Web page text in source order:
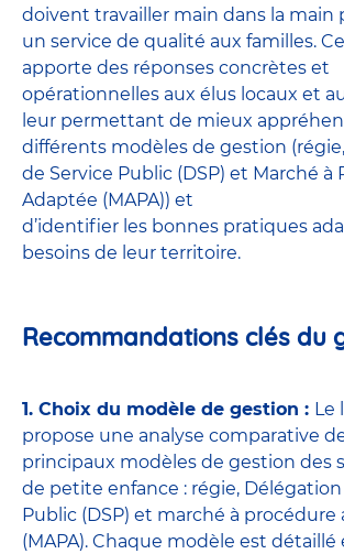
doivent travailler main dans la main
un service de qualité aux familles.
apporte des réponses concrètes et
opérationnelles aux élus locaux et
leur permettant de mieux
différents modèles de gestion
de Service Public (DSP) et Marché à
Adaptée (MAPA)) et
d’identifier les bonnes pratiques
besoins de leur territoire.
Recommandations clés du
1. Choix du modèle de gestion : Le
propose une analyse comparative
principaux modèles de gestion des
de petite enfance : régie, Délégation
Public (DSP) et marché à procédure
(MAPA). Chaque modèle est